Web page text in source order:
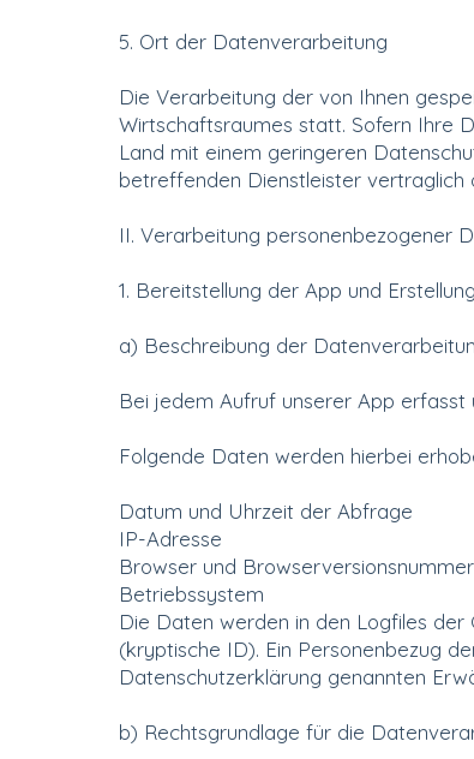
5. Ort der Datenverarbeitung
Die Verarbeitung der von Ihnen
Wirtschaftsraumes statt. Sofern Ihre
Land mit einem geringeren
betreffenden Dienstleister vertraglich
II. Verarbeitung personenbezogener
1. Bereitstellung der App und
a) Beschreibung der
Bei jedem Aufruf unserer App
Folgende Daten werden hierbei
Datum und Uhrzeit der Abfrage
IP-Adresse
Browser und Browserversionsnummer
Betriebssystem
Die Daten werden in den Logfiles
(kryptische ID). Ein Personenbezug
Datenschutzerklärung genannten
b) Rechtsgrundlage für die